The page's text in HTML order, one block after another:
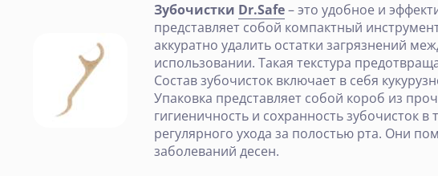
Зубочистки Dr.Safe– это удобное и
представляет собой компактный
аккуратно удалить остатки загрязнений
использовании. Такая текстура
Состав зубочисток включает в себя
Упаковка представляет собой короб из
гигиеничность и сохранность зубочисток
регулярного ухода за полостью рта. Они
заболеваний десен.